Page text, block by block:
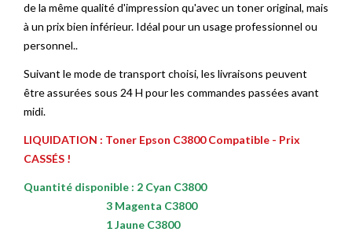
de la même qualité d'impression qu'avec un toner original, mais
à un prix bien inférieur. Idéal pour un usage professionnel ou
personnel..
Suivant le mode de transport choisi, les livraisons peuvent
être assurées sous 24 H pour les commandes passées avant
midi.
LIQUIDATION : Toner Epson C3800 Compatible - Prix
CASSÉS !
Quantité disponible : 2 Cyan C3800
3 Magenta C3800
1 Jaune C3800